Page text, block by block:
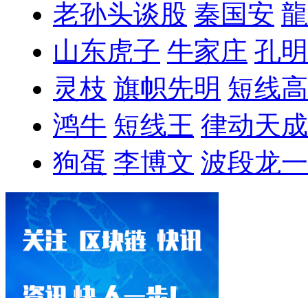
老孙头谈股 秦国安
山东虎子 牛家庄 孔
灵枝 旗帜先明 短线
鸿牛 短线王 律动天成
狗蛋 李博文 波段龙一